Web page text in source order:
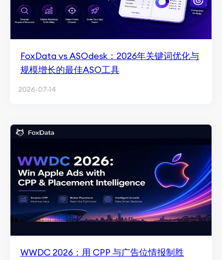
FoxData vs ASOdesk：2026年关键词优化与
规模增长的最佳ASO工具
2026-07-14
WWDC 2026：用 CPP 与广告位情报制胜